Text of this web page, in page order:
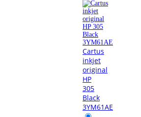
Cartus
inkjet
original
HP
305
Black
3YM61AE